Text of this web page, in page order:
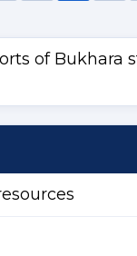
of Bukhara